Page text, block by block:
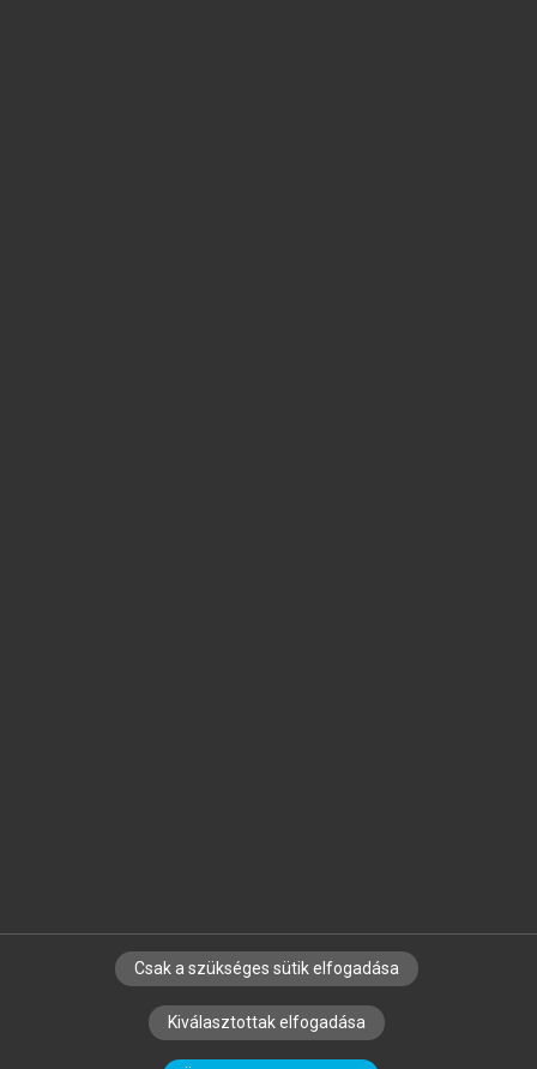
SZERZŐKNEK CÉGEKNEK KÖNYVTÁROSOKNAK
SZERKESZTÉSI ÉS LEKTORÁLÁSI ALAPELVEK
Csak a szükséges sütik elfogadása
Kiválasztottak elfogadása